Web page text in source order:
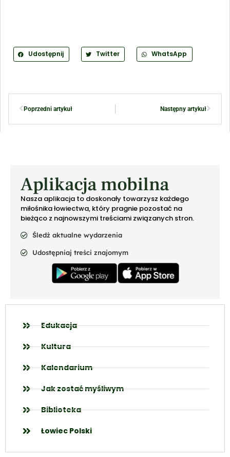
Udostępnij Twitter WhatsApp
Poprzedni artykuł Następny artykuł
Aplikacja mobilna
Nasza aplikacja to doskonały towarzysz każdego
miłośnika łowiectwa, który pragnie pozostać na
bieżąco z najnowszymi treściami związanych stron.
Śledź aktualne wydarzenia
Udostępniaj treści znajomym
Edukacja
Kultura
Kalendarium
Jak zostać myśliwym
Biblioteka
Łowiec Polski